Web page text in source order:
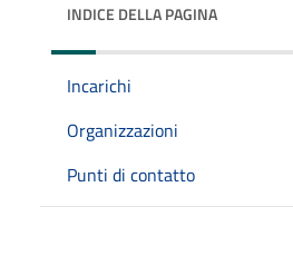
INDICE DELLA PAGINA
Incarichi
Organizzazioni
Punti di contatto